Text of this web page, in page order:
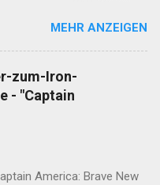
Unfassbare Ereignisse
verlangen jedoch eine
darf erwähnt
Ende dieser
Frau Mutter anrief. Er
Sie den entscheidenden
MEHR ANZEIGEN
zum-Iron-
- "Captain
America: Brave New